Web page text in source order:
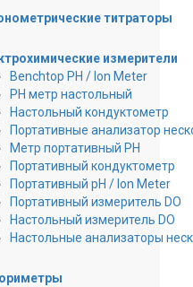
титраторы
измерители
Benchtop PH / Ion Meter
PH метр настольный
Настольный кондуктометр
Портативные анализатор
Метр портативный PH
Портативный кондуктометр
Портативный pH / Ion Meter
Портативный измеритель DO
Настольный измеритель DO
Настольные анализаторы